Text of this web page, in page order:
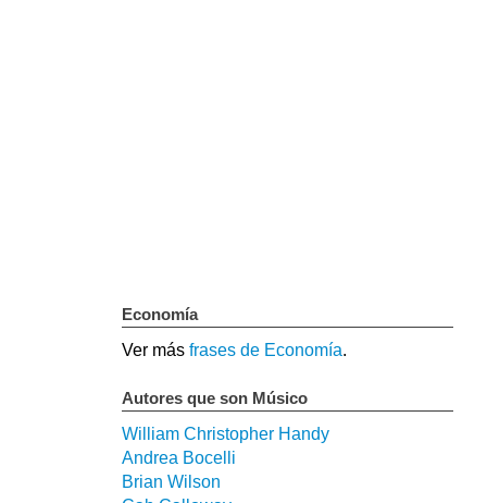
Economía
Ver más frases de Economía.
Autores que son Músico
William Christopher Handy
Andrea Bocelli
Brian Wilson